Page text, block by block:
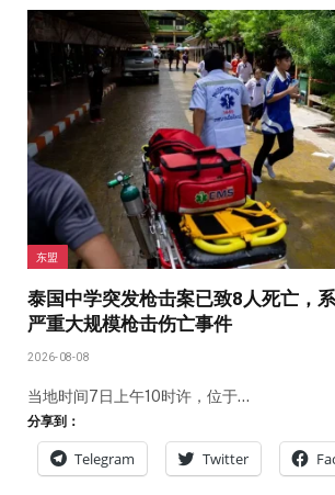
东盟
泰国中学突发枪击案已致8人死亡，
严重大规模枪击伤亡事件
2026-08-08
当地时间7日上午10时许，位于…
分享到：
Telegram Twitter